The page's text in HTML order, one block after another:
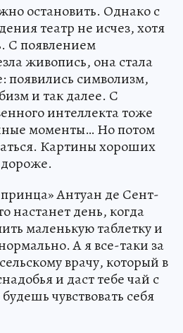
остановить. Однако с
театр не исчез, хотя
С появлением
живопись, она стала
появились символизм,
и так далее. С
интеллекта тоже
моменты… Но потом
Картины хороших
Антуан де Сент-
настанет день, когда
маленькую таблетку и
А я все-таки за
врачу, который в
и даст тебе чай с
чувствовать себя